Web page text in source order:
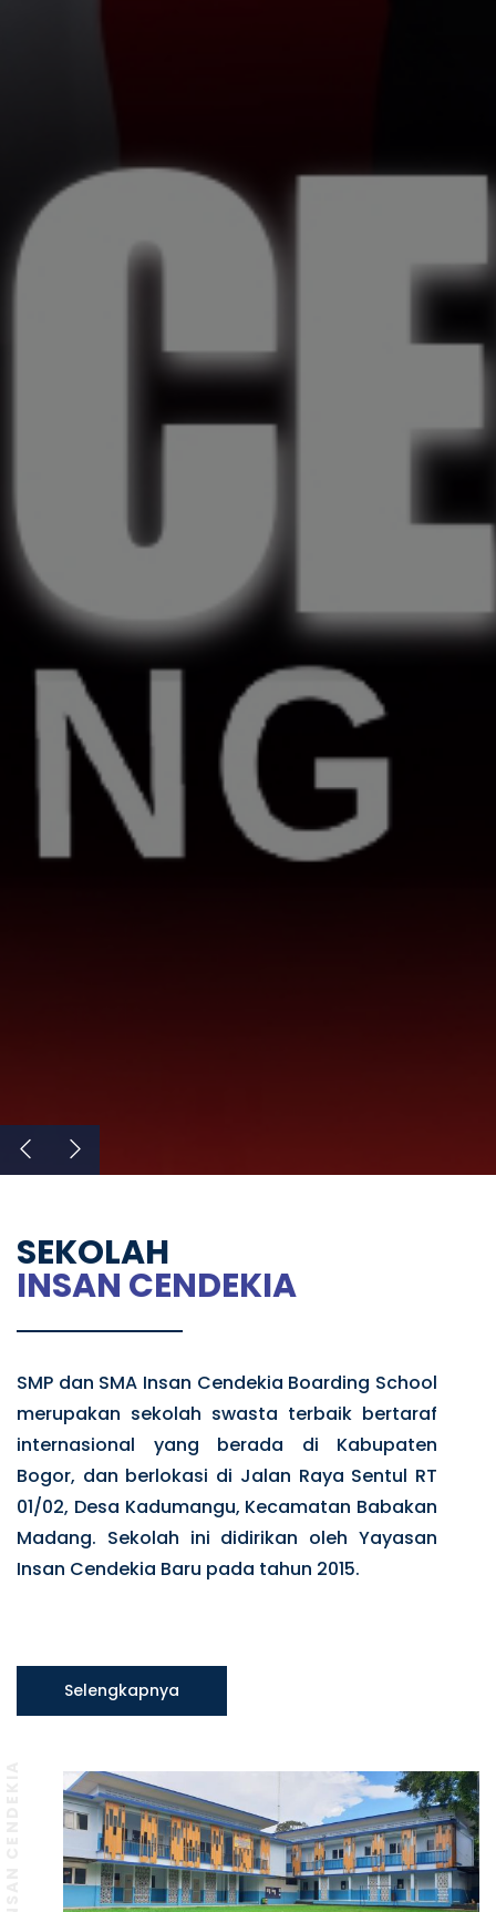
SEKOLAH
INSAN CENDEKIA
SMP dan SMA Insan Cendekia Boarding School
merupakan sekolah swasta terbaik bertaraf
internasional yang berada di Kabupaten
Bogor, dan berlokasi di Jalan Raya Sentul RT
01/02, Desa Kadumangu, Kecamatan Babakan
Madang. Sekolah ini didirikan oleh Yayasan
Insan Cendekia Baru pada tahun 2015.
Selengkapnya